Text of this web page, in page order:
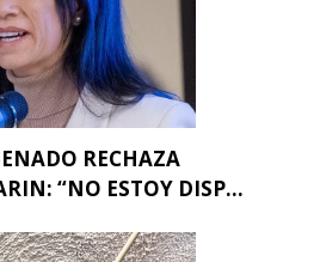
RECHAZA
“NO ESTOY DISP...